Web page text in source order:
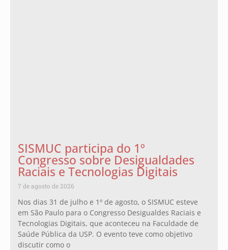
SISMUC participa do 1º
Congresso sobre Desigualdades
Raciais e Tecnologias Digitais
7 de agosto de 2026
Nos dias 31 de julho e 1º de agosto, o SISMUC esteve
em São Paulo para o Congresso Desigualdes Raciais e
Tecnologias Digitais, que aconteceu na Faculdade de
Saúde Pública da USP. O evento teve como objetivo
discutir como o